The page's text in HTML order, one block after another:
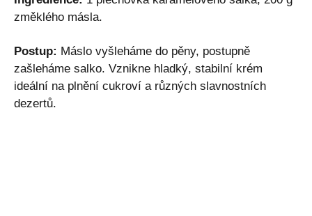
změklého másla.
Postup: Máslo vyšleháme do pěny, postupně
zašleháme salko. Vznikne hladký, stabilní krém
ideální na plnění cukroví a různých slavnostních
dezertů.